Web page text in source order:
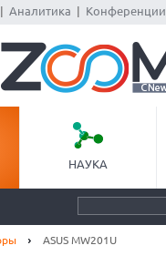
Аналитика Конференции
НАУКА
ASUS MW201U